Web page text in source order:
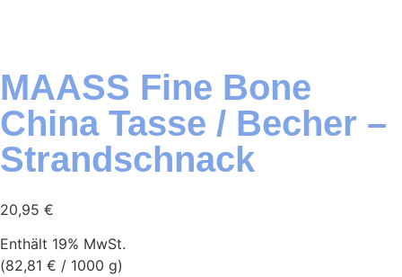
MAASS Fine Bone
China Tasse / Becher –
Strandschnack
20,95 €
Enthält 19% MwSt.
(82,81 € / 1000 g)